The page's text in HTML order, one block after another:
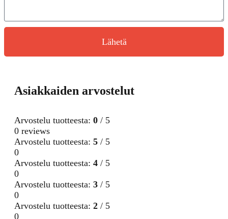
Lähetä
Asiakkaiden arvostelut
Arvostelu tuotteesta: 0 / 5
0 reviews
Arvostelu tuotteesta: 5 / 5
0
Arvostelu tuotteesta: 4 / 5
0
Arvostelu tuotteesta: 3 / 5
0
Arvostelu tuotteesta: 2 / 5
0